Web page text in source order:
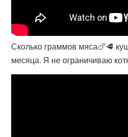
Сколько граммов мяса🍗🥩
месяца. Я не ограничиваю